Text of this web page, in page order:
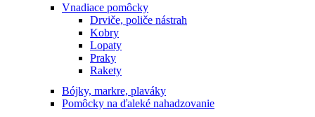
Vnadiace pomôcky
Drviče, poliče nástrah
Kobry
Lopaty
Praky
Rakety
Bójky, markre, plaváky
Pomôcky na ďaleké nahadzovanie